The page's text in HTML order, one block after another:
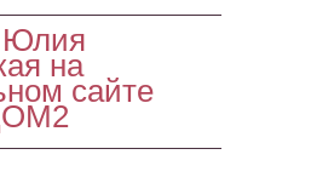
на
сайте